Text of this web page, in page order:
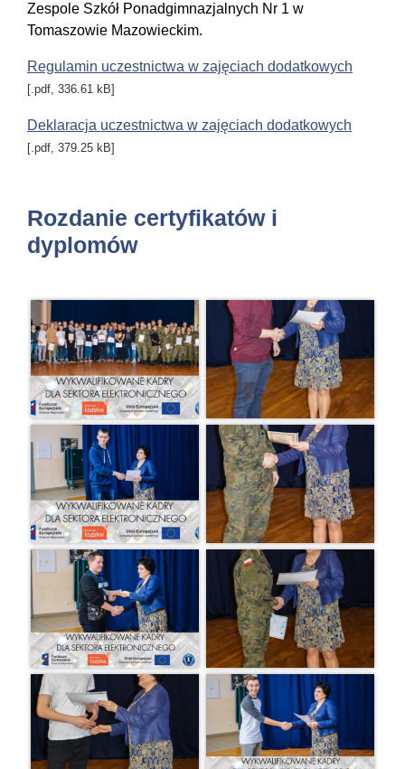
Zespole Szkół Ponadgimnazjalnych Nr 1 w
Tomaszowie Mazowieckim.
Regulamin uczestnictwa w zajęciach dodatkowych
[.pdf, 336.61 kB]
Deklaracja uczestnictwa w zajęciach dodatkowych
[.pdf, 379.25 kB]
Rozdanie certyfikatów i
dyplomów